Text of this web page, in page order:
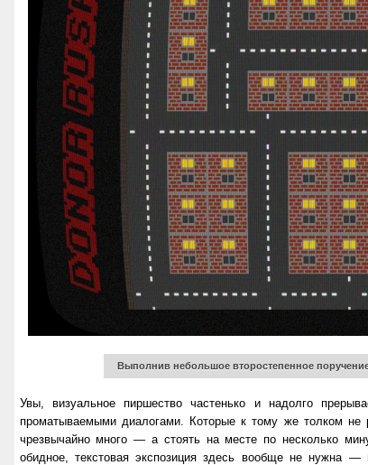
Выполнив небольшое второстепенное
Увы, визуальное пиршество частенько и надолго
проматываемыми диалогами. Которые к тому же толком не
чрезвычайно много — а стоять на месте по несколько
обидное, текстовая экспозиция здесь вообще не нужна